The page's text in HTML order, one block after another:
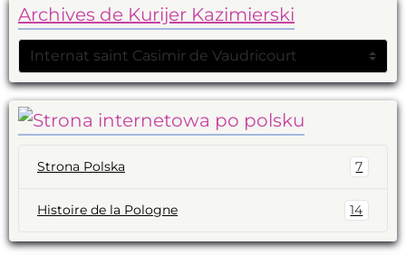
Archives de Kurijer Kazimierski
Strona Polska 7
Histoire de la Pologne 14